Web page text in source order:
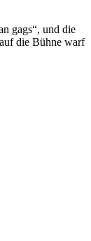
gags“, und die
die Bühne warf